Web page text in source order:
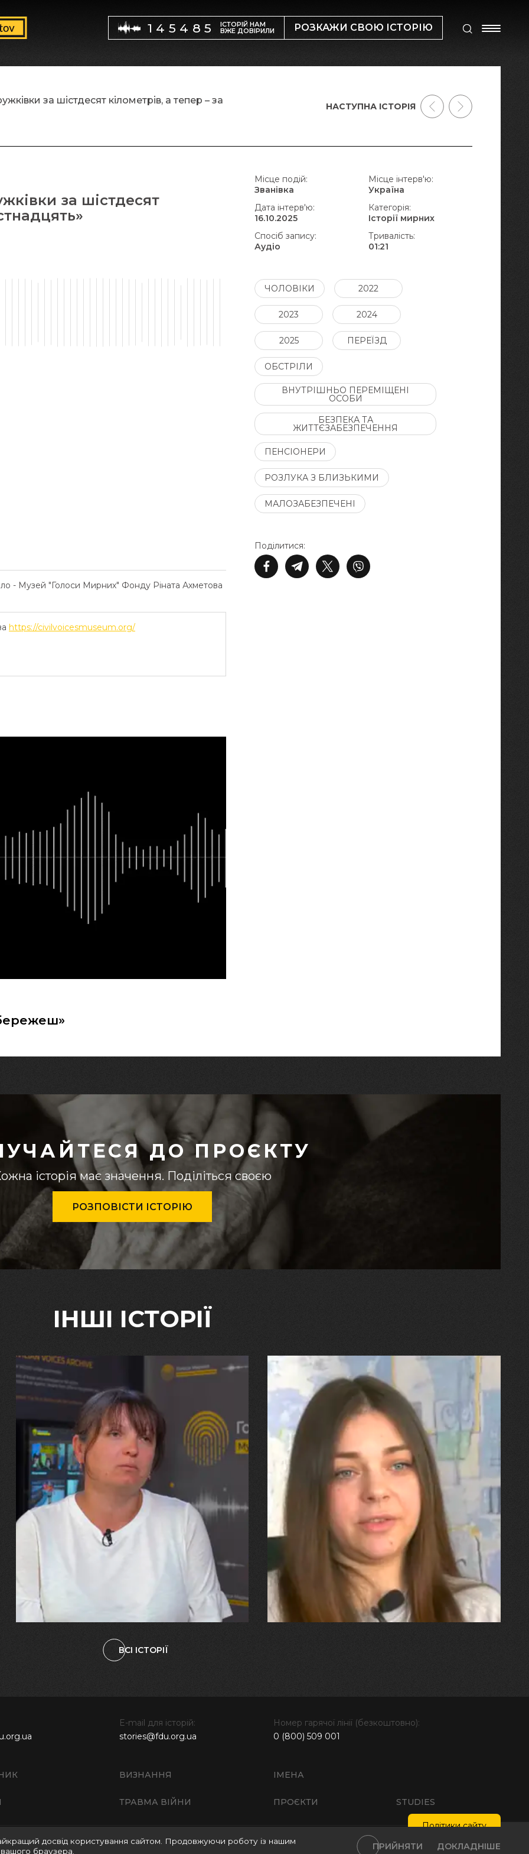
145485 ІСТОРІЙ НАМ
ВЖЕ ДОВІРИЛИ РОЗКАЖИ СВОЮ ІСТОРІЮ
за шістдесят
- Музей "Голоси Мирних" Фонду Ріната Ахметова
https://civilvoicesmuseum.org/
за шістдесят кілометрів, а тепер – за
Поділитися:
Місце подій:
Званівка
Місце інтерв'ю:
Україна
Дата інтерв'ю:
16.10.2025
Категорія:
Історії мирних
Спосіб запису:
Аудіо
Тривалість:
01:21
ЧОЛОВІКИ 2022
2023 2024
2025 ПЕРЕЇЗД
ОБСТРІЛИ
ВНУТРІШНЬО ПЕРЕМІЩЕНІ
ОСОБИ
БЕЗПЕКА ТА
ЖИТТЄЗАБЕЗПЕЧЕННЯ
ПЕНСІОНЕРИ
РОЗЛУКА З БЛИЗЬКИМИ
МАЛОЗАБЕЗПЕЧЕНІ
НАСТУПНА ІСТОРІЯ
ДО ПРОЄКТУ
історія має значення. Поділіться своєю
РОЗПОВІСТИ ІСТОРІЮ
ІНШІ ІСТОРІЇ
29.07.2026
Марина, Ваїд та Аміна Харченко
"Попри всі втрати, ми не
зламалися: тепер я бачу
свого вбитого чоловіка у
наших дітях"
27.07.2026
"Я перенесла 11 операцій, та
плакала від фантомного
болю. Але маленька донька
бере за руку і змушує йти
далі"
ВСІ ІСТОРІЇ
ВИЗНАННЯ ІМЕНА
ТРАВМА ВІЙНИ ПРОЄКТИ STUDIES
E-mail для історій:
stories@fdu.org.ua
Номер гарячої лінії (безкоштовно):
0 (800) 509 001
Правила використання матеріалів веб-сайту Політика обробки персональних даних Інтелектуальна власність
досвід користування сайтом. Продовжуючи роботу із нашим
браузера.
ПРИЙНЯТИ ДОКЛАДНІШЕ
Політики сайту